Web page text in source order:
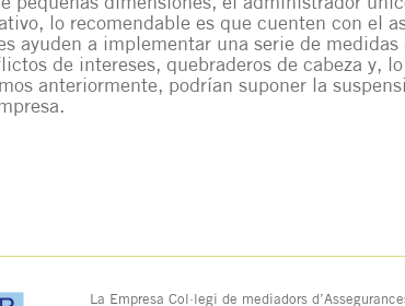
lo recomendable es que cuenten con el
ayuden a implementar una serie de
de intereses, quebraderos de cabeza y,
anteriormente, podrían suponer la
La Empresa Col·legi de mediadors